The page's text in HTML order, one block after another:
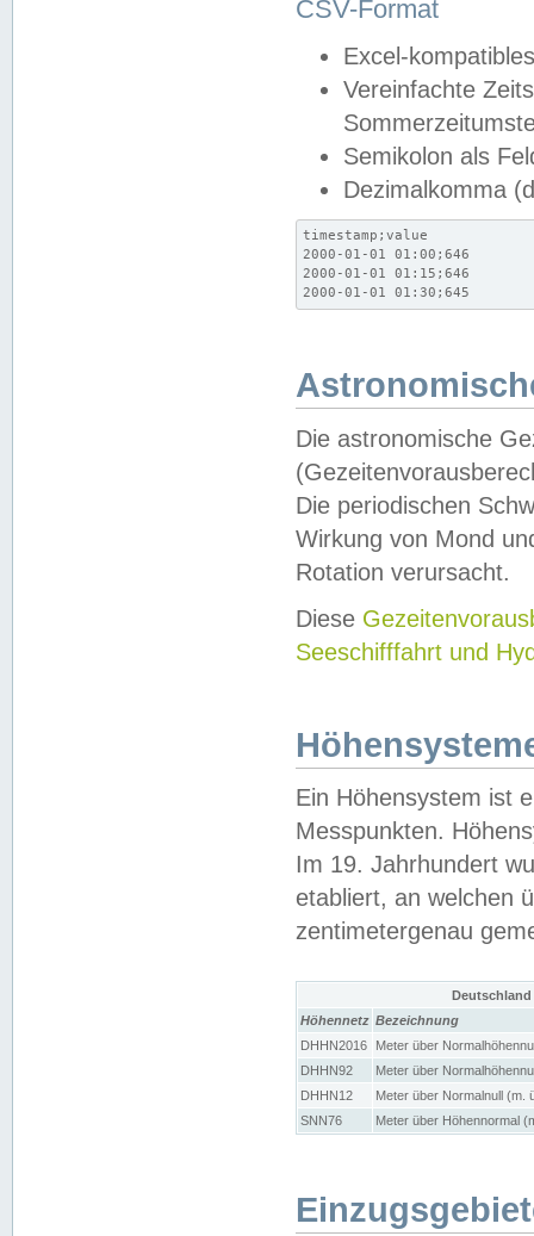
CSV-Format
Excel-
Vereinfachte
Semikolon als
Dezimalkomma
timestamp;value
2000-01-01 01:00;646
2000-01-01 01:15;646
2000-01-01 01:30;645
Die astronomische
Die periodischen
Wirkung von Mond
Rotation verursacht.
Diese
Seeschifffahrt und
Ein Höhensystem ist
Messpunkten.
Im 19. Jahrhundert
etabliert, an welchen
zentimetergenau
Höhennetz Bezeichnung
DHHN2016
Meter über
DHHN92
Meter über
DHHN12
Meter über Normalnull (m.
SNN76
Meter über Höhennormal